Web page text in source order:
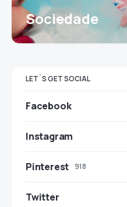
Sociedade
LET`S GET SOCIAL
Facebook
Instagram
Pinterest 918
Twitter